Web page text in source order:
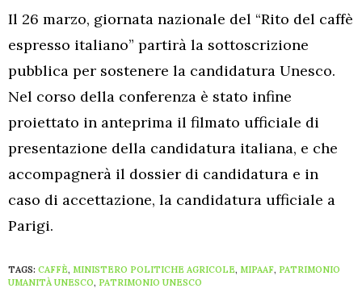
Il 26 marzo, giornata nazionale del “Rito del caffè
espresso italiano” partirà la sottoscrizione
pubblica per sostenere la candidatura Unesco.
Nel corso della conferenza è stato infine
proiettato in anteprima il filmato ufficiale di
presentazione della candidatura italiana, e che
accompagnerà il dossier di candidatura e in
caso di accettazione, la candidatura ufficiale a
Parigi.
TAGS: CAFFÈ, MINISTERO POLITICHE AGRICOLE, MIPAAF, PATRIMONIO
UMANITÀ UNESCO, PATRIMONIO UNESCO